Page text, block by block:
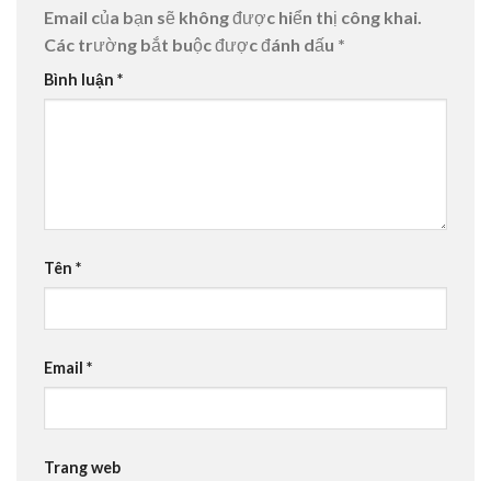
Email của bạn sẽ không được hiển thị công khai.
Các trường bắt buộc được đánh dấu *
Bình luận *
Tên *
Email *
Trang web